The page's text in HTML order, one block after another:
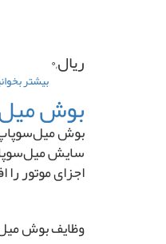
ریال,۰
بیشتر
بوش میل
بوش میل‌سوپاپ
سایش
اجزای موتور
وظایف بوش